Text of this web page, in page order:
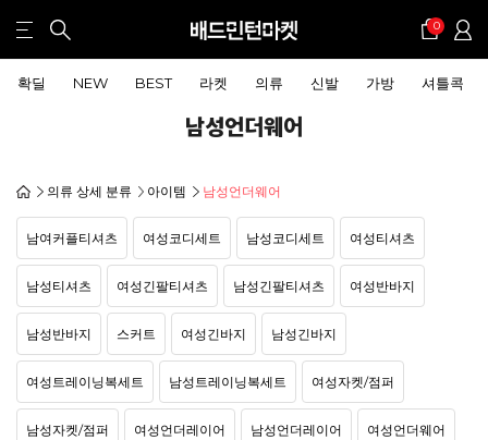
0
확딜 NEW BEST 라켓 의류 신발 가방 셔틀콕
남성언더웨어
의류 상세 분류 아이템 남성언더웨어
남여커플티셔츠 여성코디세트 남성코디세트 여성티셔츠
남성티셔츠 여성긴팔티셔츠 남성긴팔티셔츠 여성반바지
남성반바지 스커트 여성긴바지 남성긴바지
여성트레이닝복세트 남성트레이닝복세트 여성자켓/점퍼
남성자켓/점퍼 여성언더레이어 남성언더레이어 여성언더웨어